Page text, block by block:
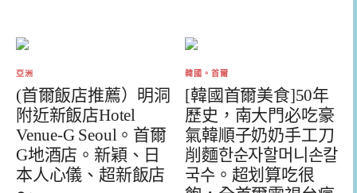
亞洲
(首爾飯店推薦）明洞
附近新飯店Hotel
Venue-G Seoul。首爾
G地酒店。新穎、日
本人心儀、超新飯店
韓國。首爾
[韓國首爾美食]50年
歷史，南大門必吃豪
氣韓順子奶奶手工刀
削麵한순자할머니손칼
국수。超划算吃很